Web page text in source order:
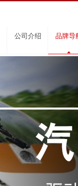
公司介绍 品牌导